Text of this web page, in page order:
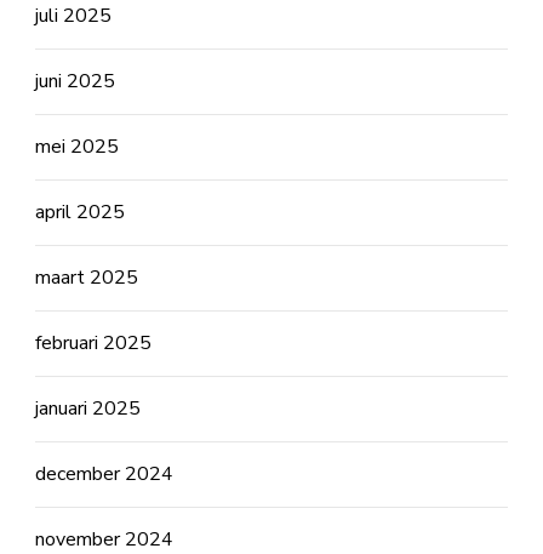
juli 2025
juni 2025
mei 2025
april 2025
maart 2025
februari 2025
januari 2025
december 2024
november 2024